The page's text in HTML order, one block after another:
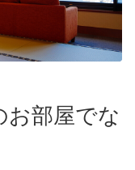
お部屋でな